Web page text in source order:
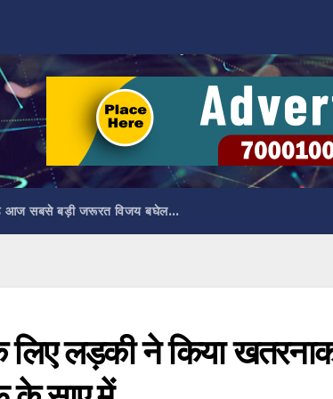
आज सबसे बड़ी जरूरत विजय बघेल…
लड़की ने किया